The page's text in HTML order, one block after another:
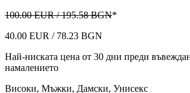
100.00 EUR / 195.58 BGN*
40.00 EUR / 78.23 BGN
Най-ниската цена от 30 дни преди
намалението
Високи, Мъжки, Дамски, Унисекс